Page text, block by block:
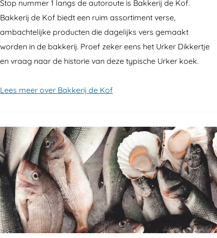
Stop nummer 1 langs de autoroute is Bakkerij de Kof.
Bakkerij de Kof biedt een ruim assortiment verse,
ambachtelijke producten die dagelijks vers gemaakt
worden in de bakkerij. Proef zeker eens het Urker Dikkertje
en vraag naar de historie van deze typische Urker koek.
Lees meer over Bakkerij de Kof